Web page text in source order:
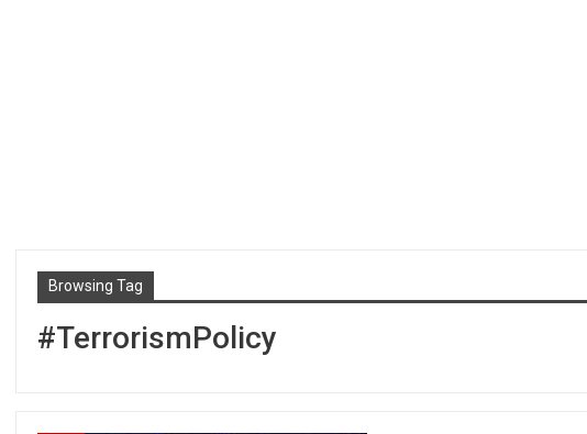
Browsing Tag
#TerrorismPolicy